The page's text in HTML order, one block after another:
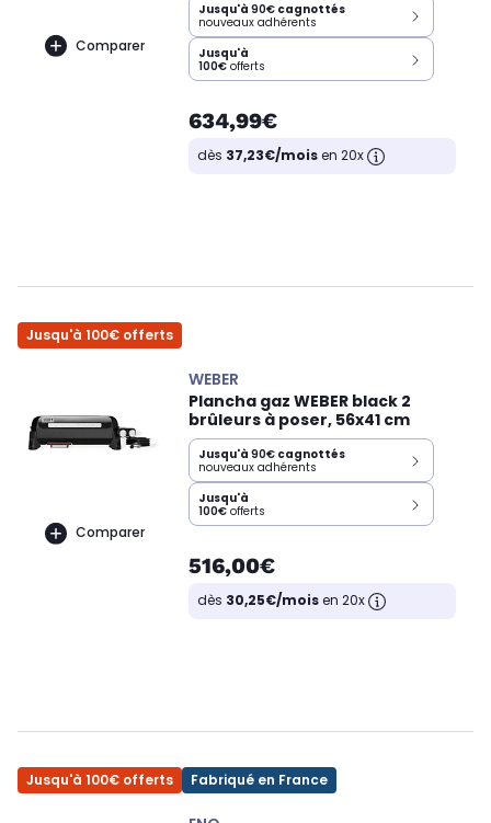
Comparer
Jusqu'à 90€ cagnottés
nouveaux adhérents
Jusqu'à
100€ offerts
634,99€
dès 37,23€/moisen 20x
Jusqu'à 100€ offerts
Comparer
WEBER
Plancha gaz WEBER black 2
brûleurs à poser, 56x41 cm
Jusqu'à 90€ cagnottés
nouveaux adhérents
Jusqu'à
100€ offerts
516,00€
dès 30,25€/moisen 20x
Jusqu'à 100€ offerts Fabriqué en France